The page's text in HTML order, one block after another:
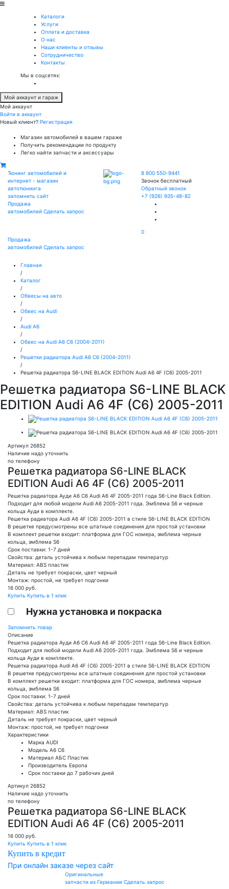
Каталоги
Услуги
Оплата и доставка
О нас
Наши клиенты и отзывы
Сотрудничество
Контакты
Мы в соцсетях:
Мой аккаунт и гараж
Мой аккаунт
Войти в аккаунт
Новый клиент? Регистрация
Магазин автомобилей в вашем гараже
Получить рекомендации по продукту
Легко найти запчасти и аксессуары
Тюнинг автомобилей и
интернет - магазин
автотюнинга
запомнить сайт
Продажа
автомобилей Сделать запрос
8 800 550-9441
Звонок бесплатный
Обратный звонок
+7 (926) 935-48-82
0
Продажа
автомобилей Сделать запрос
Главная
/
Каталог
/
Обвесы на авто
/
Обвес на Audi
/
Audi A6
/
Обвес на Audi А6 С6 (2004-2011)
/
Решетки радиатора Audi А6 С6 (2004-2011)
/
Решетка радиатора S6-LINE BLACK EDITION Audi A6 4F (C6) 2005-2011
Решетка радиатора S6-LINE BLACK
EDITION Audi A6 4F (C6) 2005-2011
Артикул 26852
Наличие надо уточнить
по телефону
Решетка радиатора S6-LINE BLACK
EDITION Audi A6 4F (C6) 2005-2011
Решетка радиатора Ауди А6 С6 Audi A6 4F 2005-2011 года S6-Line Black Edition.
Подходит для любой модели Audi A6 2005-2011 года. Эмблема S6 и черные
кольца Ауди в комплекте.
Решетка радиатора Audi A6 4F (C6) 2005-2011 в стиле S6-LINE BLACK EDITION
В решетке предусмотрены все штатные соединения для простой установки
В комплект решетки входит: платформа для ГОС номера, эмблема черные
кольца, эмблема S6
Срок поставки: 1-7 дней
Свойства: деталь устойчива к любым перепадам температур
Материал: ABS пластик
Деталь не требует покраски, цвет черный
Монтаж: простой, не требует подгонки
16 000 руб.
Купить Купить в 1 клик
Нужна установка и покраска
Запомнить товар
Описание
Решетка радиатора Ауди А6 С6 Audi A6 4F 2005-2011 года S6-Line Black Edition.
Подходит для любой модели Audi A6 2005-2011 года. Эмблема S6 и черные
кольца Ауди в комплекте.
Решетка радиатора Audi A6 4F (C6) 2005-2011 в стиле S6-LINE BLACK EDITION
В решетке предусмотрены все штатные соединения для простой установки
В комплект решетки входит: платформа для ГОС номера, эмблема черные
кольца, эмблема S6
Срок поставки: 1-7 дней
Свойства: деталь устойчива к любым перепадам температур
Материал: ABS пластик
Деталь не требует покраски, цвет черный
Монтаж: простой, не требует подгонки
Характеристики
Марка AUDI
Модель A6 C6
Материал АБС Пластик
Производитель Европа
Срок поставки до 7 рабочих дней
Артикул 26852
Наличие надо уточнить
по телефону
Решетка радиатора S6-LINE BLACK
EDITION Audi A6 4F (C6) 2005-2011
16 000 руб.
Купить Купить в 1 клик
Купить в кредит
При онлайн заказе через сайт
Оригинальные
запчасти из Германии Сделать запрос